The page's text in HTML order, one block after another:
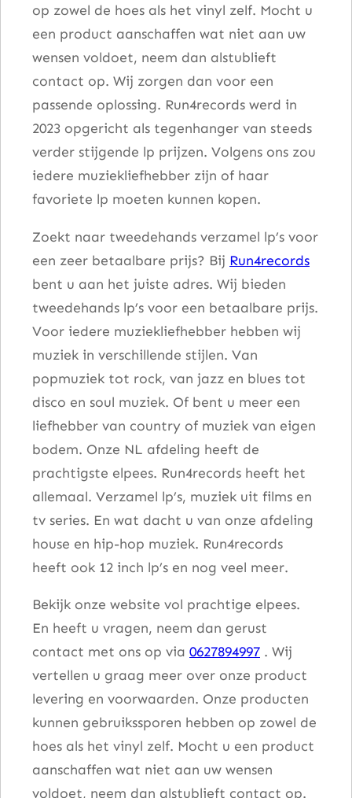
op zowel de hoes als het vinyl zelf. Mocht u
een product aanschaffen wat niet aan uw
wensen voldoet, neem dan alstublieft
contact op. Wij zorgen dan voor een
passende oplossing. Run4records werd in
2023 opgericht als tegenhanger van steeds
verder stijgende lp prijzen. Volgens ons zou
iedere muziekliefhebber zijn of haar
favoriete lp moeten kunnen kopen.
Zoekt naar tweedehands verzamel lp’s voor
een zeer betaalbare prijs? Bij Run4records
bent u aan het juiste adres. Wij bieden
tweedehands lp’s voor een betaalbare prijs.
Voor iedere muziekliefhebber hebben wij
muziek in verschillende stijlen. Van
popmuziek tot rock, van jazz en blues tot
disco en soul muziek. Of bent u meer een
liefhebber van country of muziek van eigen
bodem. Onze NL afdeling heeft de
prachtigste elpees. Run4records heeft het
allemaal. Verzamel lp’s, muziek uit films en
tv series. En wat dacht u van onze afdeling
house en hip-hop muziek. Run4records
heeft ook 12 inch lp’s en nog veel meer.
Bekijk onze website vol prachtige elpees.
En heeft u vragen, neem dan gerust
contact met ons op via 0627894997 . Wij
vertellen u graag meer over onze product
levering en voorwaarden. Onze producten
kunnen gebruikssporen hebben op zowel de
hoes als het vinyl zelf. Mocht u een product
aanschaffen wat niet aan uw wensen
voldoet, neem dan alstublieft contact op.